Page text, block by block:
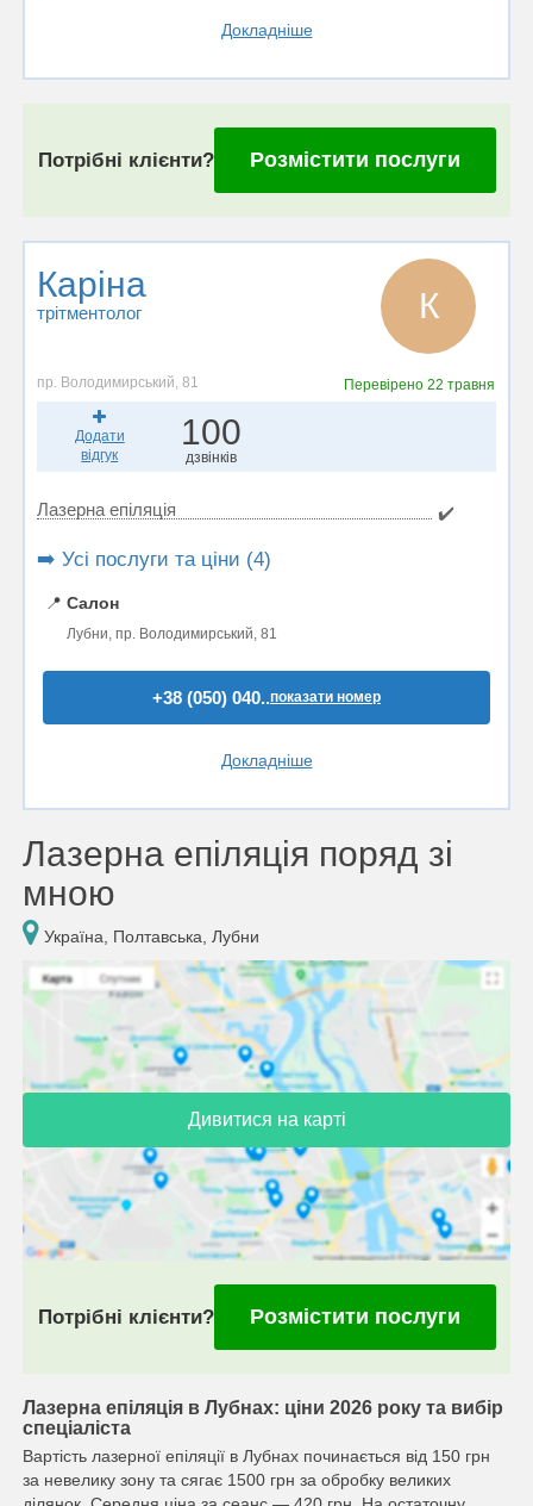
Докладніше
Потрібні клієнти? Розмістити послуги
Каріна
трітментолог К
пр. Володимирський, 81 Перевірено22 травня
Додати
відгук
100
дзвінків
Лазерна епіляція ✔️
➡️ Усі послуги та ціни (4)
📍 Салон
Лубни, пр. Володимирський, 81
+38 (050) 040..показати номер
Докладніше
Лазерна епіляція поряд зі
мною
Україна, Полтавська, Лубни
Дивитися на карті
Потрібні клієнти? Розмістити послуги
Лазерна епіляція в Лубнах: ціни 2026 року та вибір
спеціаліста
Вартість лазерної епіляції в Лубнах починається від 150 грн
за невелику зону та сягає 1500 грн за обробку великих